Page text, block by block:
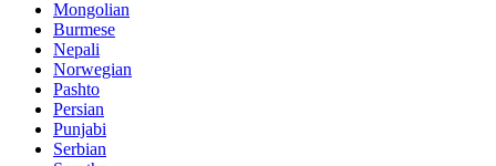
Mongolian
Burmese
Nepali
Norwegian
Pashto
Persian
Punjabi
Serbian